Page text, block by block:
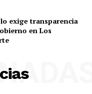
exige transparencia
en Los